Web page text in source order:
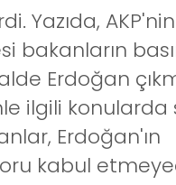
Yazıda,
bakanların
Erdoğan
ilgili konularda
Erdoğan'ın
kabul